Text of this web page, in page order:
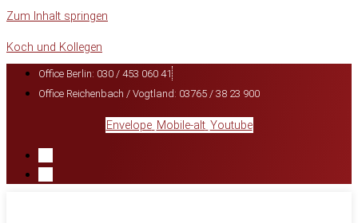
Zum Inhalt springen
Koch und Kollegen
Office Berlin: 030 / 453 060 41
Office Reichenbach / Vogtland: 03765 / 38 23 900
Envelope Mobile-alt Youtube